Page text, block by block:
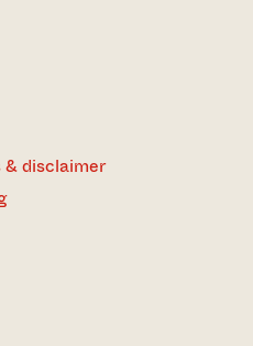
disclaimer